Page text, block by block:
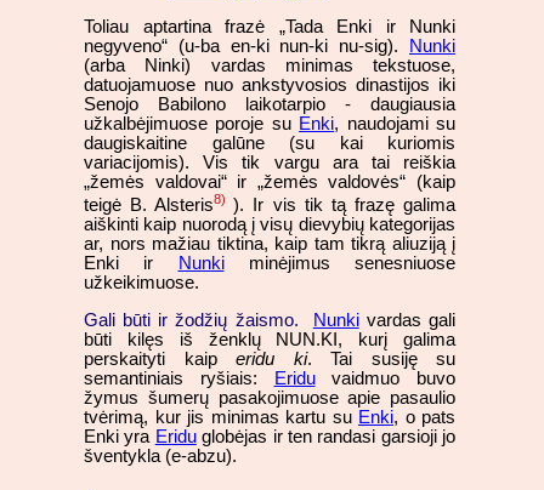
Toliau aptartina frazė „Tada Enki ir Nunki
negyveno“ (u-ba en-ki nun-ki nu-sig).
Nunki
(arba Ninki) vardas minimas tekstuose,
datuojamuose nuo ankstyvosios dinastijos iki
Senojo Babilono laikotarpio - daugiausia
užkalbėjimuose poroje su Enki, naudojami su
daugiskaitine galūne (su kai kuriomis
variacijomis). Vis tik vargu ara tai reiškia
„žemės valdovai“ ir „žemės valdovės“ (kaip
teigė B. Alsteris8)). Ir vis tik tą frazę galima
aiškinti kaip nuorodą į visų dievybių kategorijas
ar, nors mažiau tiktina, kaip tam tikrą aliuziją į
Enki ir
Nunkiminėjimus senesniuose
užkeikimuose.
Gali būti ir žodžių žaismo.
Nunkivardas gali
būti kilęs iš ženklų NUN.KI, kurį galima
perskaityti kaip eridu ki. Tai susiję su
semantiniais ryšiais:
Eriduvaidmuo buvo
žymus šumerų pasakojimuose apie pasaulio
tvėrimą, kur jis minimas kartu su Enki, o pats
Enki yra Eriduglobėjas ir ten randasi garsioji jo
šventykla (e-abzu).